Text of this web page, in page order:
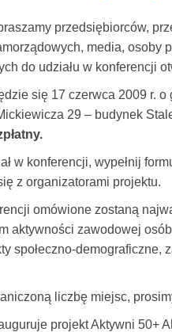
przedsiębiorców,
media,
do udziału w konferencji
się 17 czerwca 2009 r.
29 – budynek
w konferencji, wypełnij
z organizatorami projektu.
omówione zostaną
aktywności zawodowej
społeczno-demograficzne,
liczbę miejsc,
projekt Aktywni 50+